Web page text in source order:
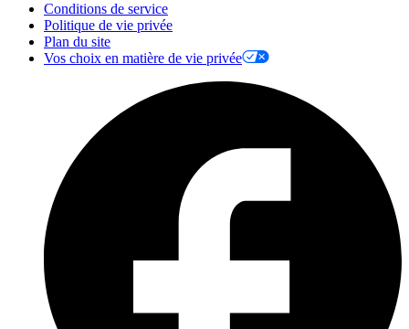
Conditions de service
Politique de vie privée
Plan du site
Vos choix en matière de vie privée